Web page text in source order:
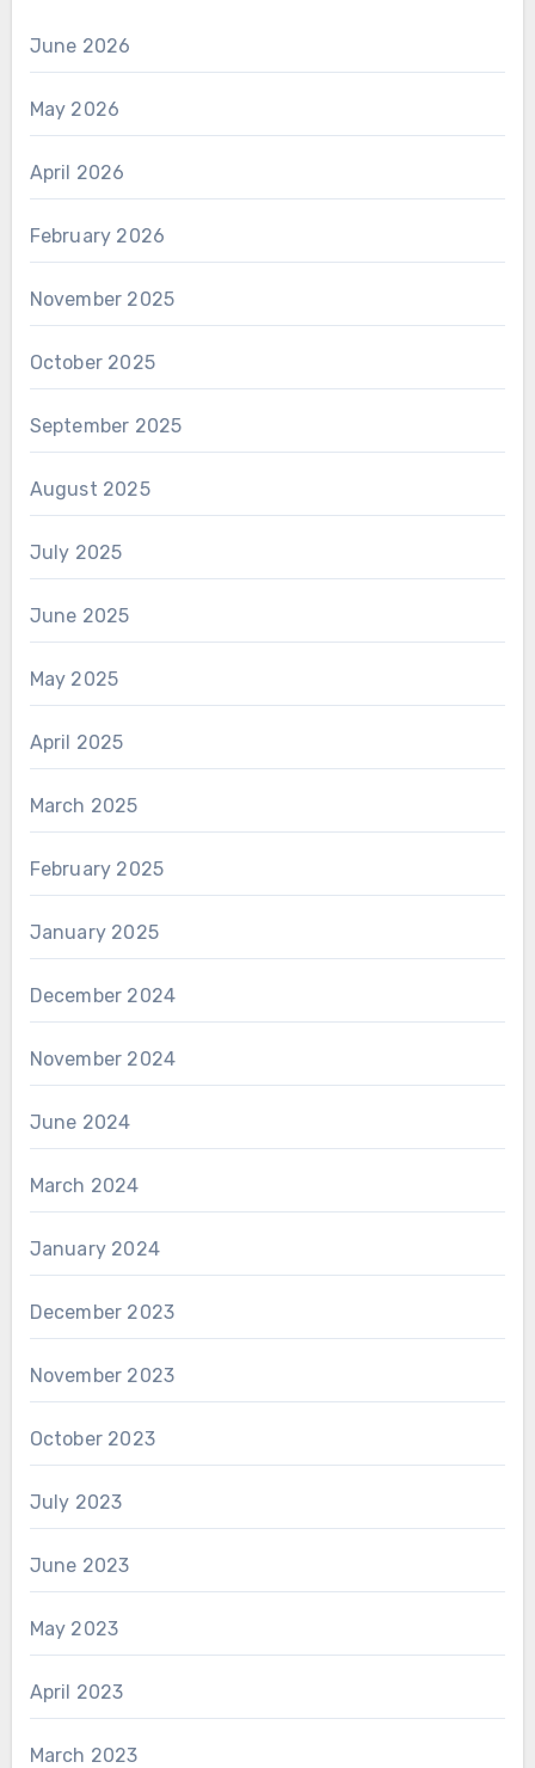
June 2026
May 2026
April 2026
February 2026
November 2025
October 2025
September 2025
August 2025
July 2025
June 2025
May 2025
April 2025
March 2025
February 2025
January 2025
December 2024
November 2024
June 2024
March 2024
January 2024
December 2023
November 2023
October 2023
July 2023
June 2023
May 2023
April 2023
March 2023